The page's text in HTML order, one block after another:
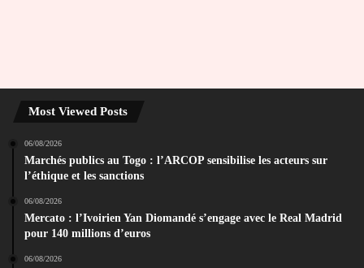
Most Viewed Posts
06/08/2026
Marchés publics au Togo : l’ARCOP sensibilise les acteurs sur
l’éthique et les sanctions
06/08/2026
Mercato : l’Ivoirien Yan Diomandé s’engage avec le Real Madrid
pour 140 millions d’euros
06/08/2026